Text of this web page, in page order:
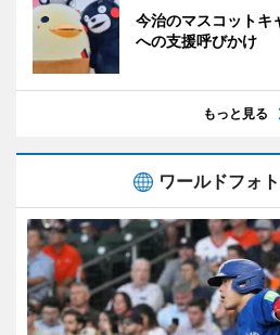
今治のマスコットキ
への支援呼びかけ
もっと見る
ワールドフォ